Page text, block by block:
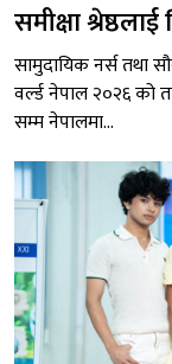
समीक्षा
सामुदायिक नर्स तथा
वर्ल्ड नेपाल २०२६ को
सम्म नेपालमा...